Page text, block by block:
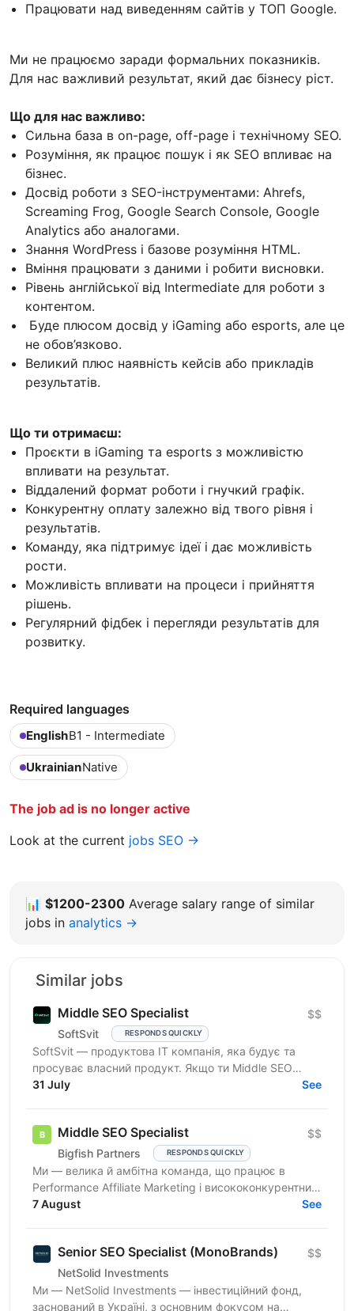
Працювати над виведенням сайтів у ТОП Google.
Ми не працюємо заради формальних показників.
Для нас важливий результат, який дає бізнесу ріст.
Що для нас важливо:
Сильна база в on-page, off-page і технічному SEO.
Розуміння, як працює пошук і як SEO впливає на
бізнес.
Досвід роботи з SEO-інструментами: Ahrefs,
Screaming Frog, Google Search Console, Google
Analytics або аналогами.
Знання WordPress і базове розуміння HTML.
Вміння працювати з даними і робити висновки.
Рівень англійської від Intermediate для роботи з
контентом.
Буде плюсом досвід у iGaming або esports, але це
не обов’язково.
Великий плюс наявність кейсів або прикладів
результатів.
Що ти отримаєш:
Проєкти в iGaming та esports з можливістю
впливати на результат.
Віддалений формат роботи і гнучкий графік.
Конкурентну оплату залежно від твого рівня і
результатів.
Команду, яка підтримує ідеї і дає можливість
рости.
Можливість впливати на процеси і прийняття
рішень.
Регулярний фідбек і перегляди результатів для
розвитку.
Required languages
EnglishB1 - Intermediate
UkrainianNative
The job ad is no longer active
Look at the current jobs SEO →
📊 $1200-2300 Average salary range of similar
jobs in analytics →
Similar jobs
Middle SEO Specialist
SoftSvit RESPONDS QUICKLY
$$
SoftSvit — продуктова IT компанія, яка будує та
просуває власний продукт. Якщо ти Middle SEO
Specialist і шукаєш місце, де можна реально
31 July See
Middle SEO Specialist
Bigfish Partners RESPONDS QUICKLY
$$
Ми — велика й амбітна команда, що працює в
Performance Affiliate Marketing і висококонкурентних
нішах на Tier 1-3 ринках. Ми швидко розвиваємося
7 August See
Senior SEO Specialist (MonoBrands)
NetSolid Investments
$$
Ми — NetSolid Investments — інвестиційний фонд,
заснований в Україні, з основним фокусом на